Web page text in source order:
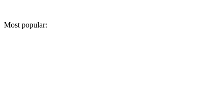
Most popular: